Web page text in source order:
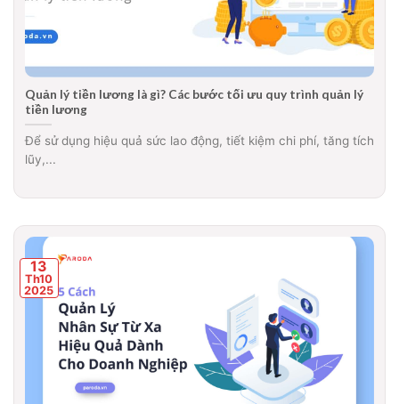
Quản lý tiền lương là gì? Các bước tối ưu quy trình quản lý
tiền lương
Để sử dụng hiệu quả sức lao động, tiết kiệm chi phí, tăng tích
lũy,...
13
Th10
2025